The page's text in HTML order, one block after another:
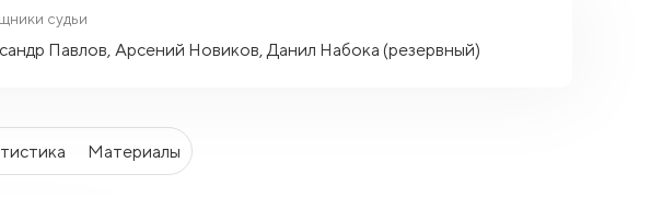
судьи
Павлов, Арсений Новиков, Данил Набока (резервный)
Материалы